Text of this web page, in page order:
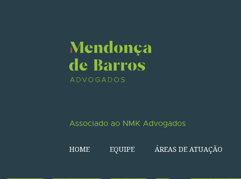
Associado ao NMK Advogados
HOME EQUIPE ÁREAS DE ATUAÇÃO